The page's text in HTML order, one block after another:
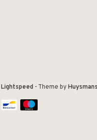
Lightspeed- Theme by